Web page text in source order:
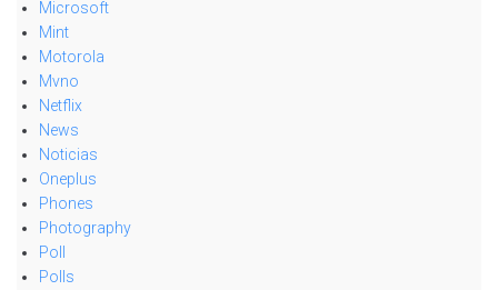
Microsoft
Mint
Motorola
Mvno
Netflix
News
Noticias
Oneplus
Phones
Photography
Poll
Polls